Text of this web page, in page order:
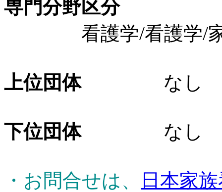
専門分野区分
看護学/看護学/家
上位団体なし
下位団体なし
・お問合せは、
日本家